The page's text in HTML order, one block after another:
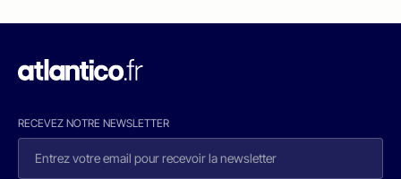
RECEVEZ NOTRE NEWSLETTER